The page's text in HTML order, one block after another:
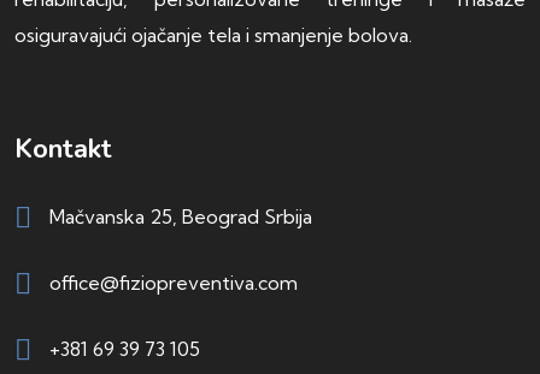
osiguravajući ojačanje tela i smanjenje bolova.
Kontakt
Mačvanska 25, Beograd Srbija
office@fiziopreventiva.com
+381 69 39 73 105